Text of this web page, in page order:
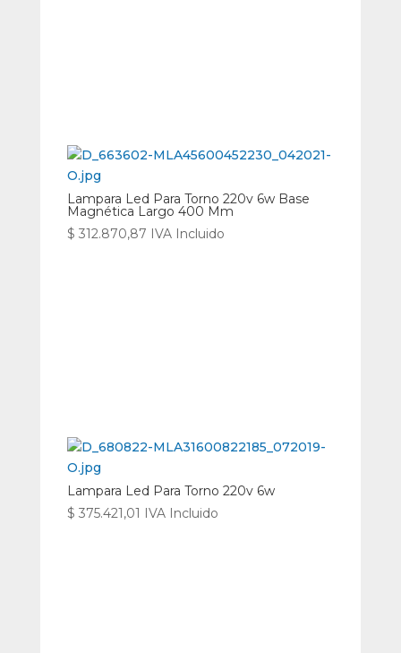
Lampara Led Para Torno 220v 6w Base
Magnética Largo 400 Mm
$ 312.870,87 IVA Incluido
Lampara Led Para Torno 220v 6w
$ 375.421,01 IVA Incluido